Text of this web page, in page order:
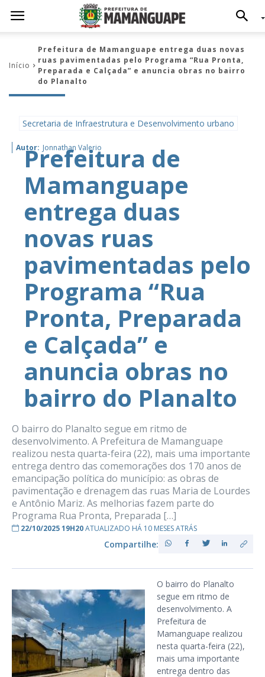
Início
Prefeitura de Mamanguape entrega duas novas
ruas pavimentadas pelo Programa “Rua Pronta,
Preparada e Calçada” e anuncia obras no bairro
do Planalto
Secretaria de Infraestrutura e Desenvolvimento urbano
Autor: Jonnathan Valerio
Prefeitura de
Mamanguape
entrega duas
novas ruas
pavimentadas pelo
Programa “Rua
Pronta, Preparada
e Calçada” e
anuncia obras no
bairro do Planalto
O bairro do Planalto segue em ritmo de
desenvolvimento. A Prefeitura de Mamanguape
realizou nesta quarta-feira (22), mais uma importante
entrega dentro das comemorações dos 170 anos de
emancipação política do município: as obras de
pavimentação e drenagem das ruas Maria de Lourdes
e Antônio Mariz. As melhorias fazem parte do
Programa Rua Pronta, Preparada […]
22/10/2025 19H20ATUALIZADO HÁ 10 MESES ATRÁS
Compartilhe:
O bairro do Planalto
segue em ritmo de
desenvolvimento. A
Prefeitura de
Mamanguape realizou
nesta quarta-feira (22),
mais uma importante
entrega dentro das